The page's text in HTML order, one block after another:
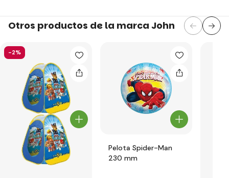
Otros productos de la marca John
-2%
Pelota Spider-Man
230 mm